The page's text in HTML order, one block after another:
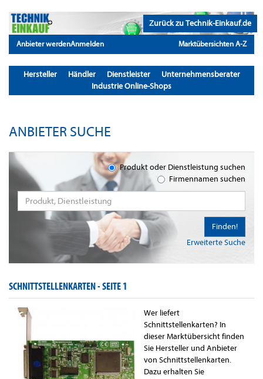
Zurück zu Technik-Einkauf.de
Anbieter werdenAnmelden Marktübersichten A-Z
Hersteller Händler Dienstleister
Unternehmensberater
Industrie Online-Shops
ANBIETER SUCHE
Produkt oder Dienstleistung suchen
Firmennamen suchen
Erweiterte Suche
Finden!
SCHNITTSTELLENKARTEN -SEITE 1
Wer liefert
Schnittstellenkarten? In
dieser Marktübersicht finden
Sie Hersteller und Anbieter
von Schnittstellenkarten.
Dazu erhalten Sie